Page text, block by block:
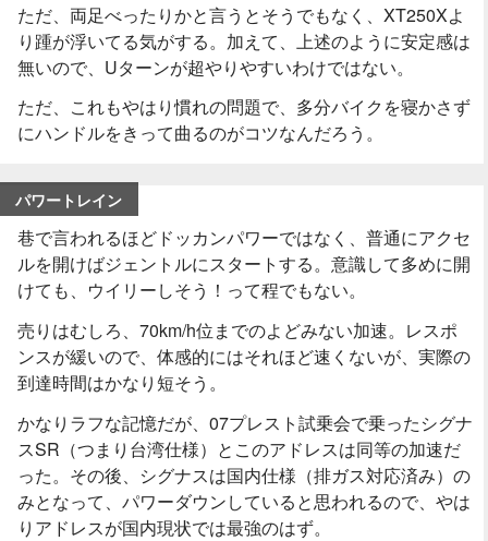
ただ、両足べったりかと言うとそうでもなく、XT250Xよ
り踵が浮いてる気がする。加えて、上述のように安定感は
無いので、Uターンが超やりやすいわけではない。
ただ、これもやはり慣れの問題で、多分バイクを寝かさず
にハンドルをきって曲るのがコツなんだろう。
パワートレイン
巷で言われるほどドッカンパワーではなく、普通にアクセ
ルを開けばジェントルにスタートする。意識して多めに開
けても、ウイリーしそう！って程でもない。
売りはむしろ、70km/h位までのよどみない加速。レスポ
ンスが緩いので、体感的にはそれほど速くないが、実際の
到達時間はかなり短そう。
かなりラフな記憶だが、07プレスト試乗会で乗ったシグナ
スSR（つまり台湾仕様）とこのアドレスは同等の加速だ
った。その後、シグナスは国内仕様（排ガス対応済み）の
みとなって、パワーダウンしていると思われるので、やは
りアドレスが国内現状では最強のはず。